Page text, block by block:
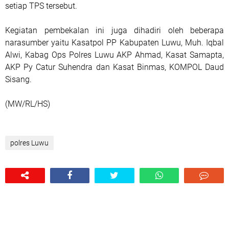
setiap TPS tersebut.
Kegiatan pembekalan ini juga dihadiri oleh beberapa
narasumber yaitu Kasatpol PP Kabupaten Luwu, Muh. Iqbal
Alwi, Kabag Ops Polres Luwu AKP Ahmad, Kasat Samapta,
AKP Py Catur Suhendra dan Kasat Binmas, KOMPOL Daud
Sisang.
(MW/RL/HS)
polres Luwu